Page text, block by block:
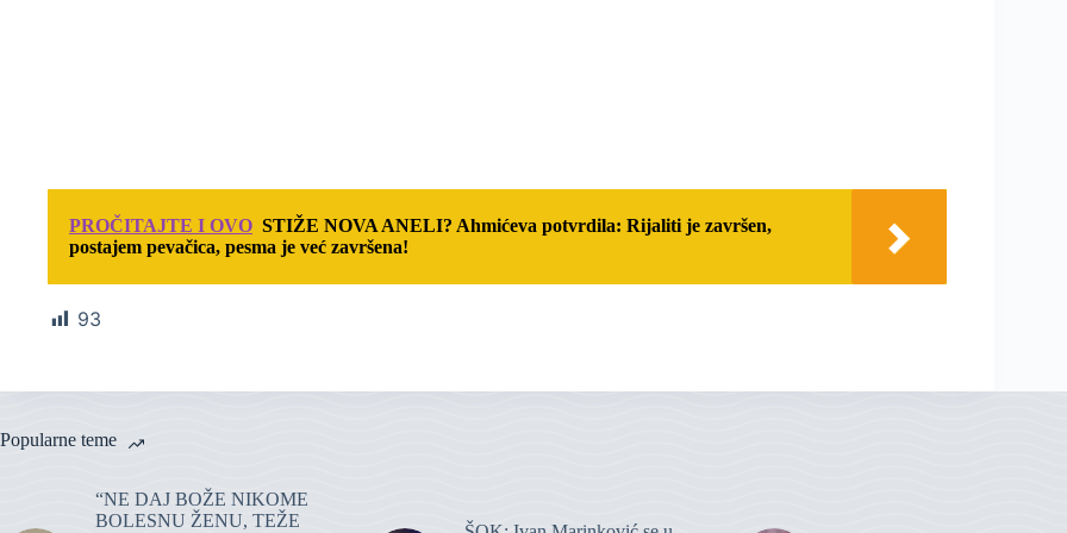
PROČITAJTE I OVO STIŽE NOVA ANELI? Ahmićeva potvrdila: Rijaliti je završen,
postajem pevačica, pesma je već završena!
93
Popularne teme
“NE DAJ BOŽE NIKOME
BOLESNU ŽENU, TEŽE